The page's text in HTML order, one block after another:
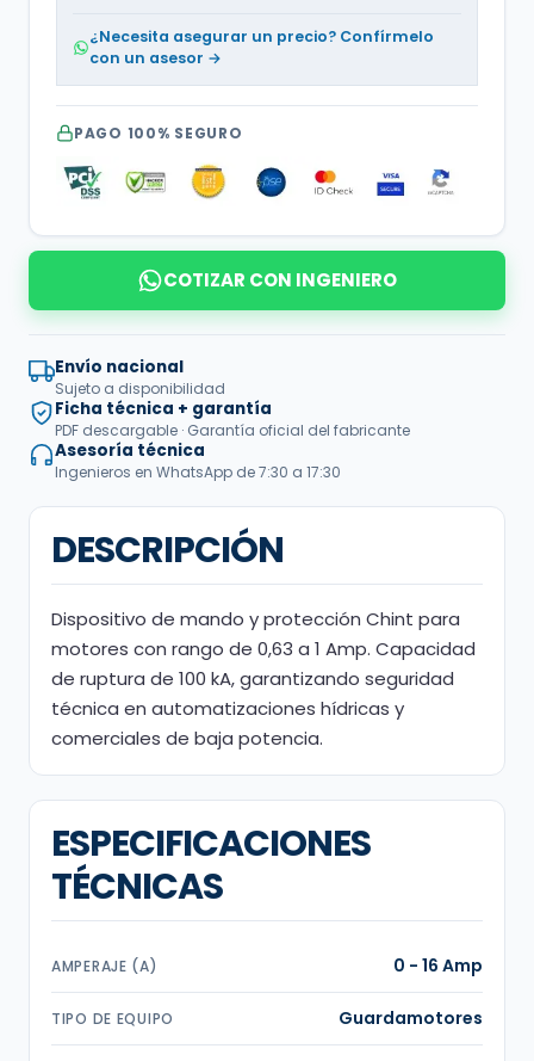
¿Necesita asegurar un precio? Confírmelo
con un asesor →
PAGO 100% SEGURO
COTIZAR CON INGENIERO
Envío nacional
Sujeto a disponibilidad
Ficha técnica + garantía
PDF descargable · Garantía oficial del fabricante
Asesoría técnica
Ingenieros en WhatsApp de 7:30 a 17:30
DESCRIPCIÓN
Dispositivo de mando y protección Chint para
motores con rango de 0,63 a 1 Amp. Capacidad
de ruptura de 100 kA, garantizando seguridad
técnica en automatizaciones hídricas y
comerciales de baja potencia.
ESPECIFICACIONES
TÉCNICAS
AMPERAJE (A) 0 - 16 Amp
TIPO DE EQUIPO Guardamotores